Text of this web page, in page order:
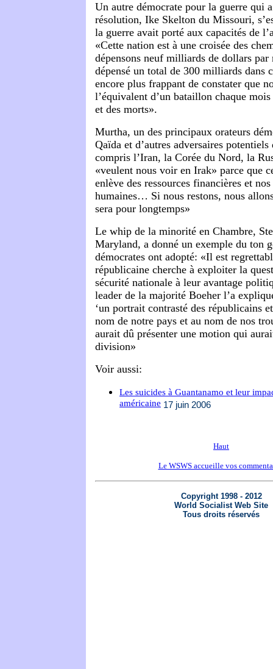
Un autre démocrate pour la guerre qui
résolution, Ike Skelton du Missouri,
la guerre avait porté aux capacités de
«Cette nation est à une croisée des
dépensons neuf milliards de dollars par
dépensé un total de 300 milliards dans
encore plus frappant de constater que
l’équivalent d’un bataillon chaque mois
et des morts».
Murtha, un des principaux orateurs
Qaïda et d’autres adversaires
compris l’Iran, la Corée du Nord, la
«veulent nous voir en Irak» parce que
enlève des ressources financières et nos
humaines… Si nous restons, nous
sera pour longtemps»
Le whip de la minorité en Chambre,
Maryland, a donné un exemple du ton
démocrates ont adopté: «Il est
républicaine cherche à exploiter la
sécurité nationale à leur avantage
leader de la majorité Boeher l’a
‘un portrait contrasté des républicains
nom de notre pays et au nom de nos
aurait dû présenter une motion qui
division»
Voir aussi:
Les suicides à Guantanamo et leur
américaine 17 juin 2006
Haut
Le WSWS accueille vos
Copyright 1998 - 2012
World Socialist Web Site
Tous droits réservés